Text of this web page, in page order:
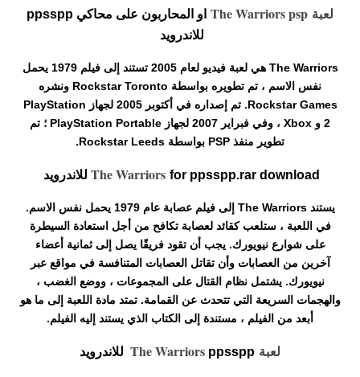
لعبة The Warriors psp
او المحاربون على محاكي ppsspp
للاندرويد
The Warriors هي لعبة فيديو لعام 2005 تستند إلى فيلم 1979 يحمل
نفس الاسم ، تم تطويره بواسطة Rockstar Toronto ونشره
Rockstar Games. تم إصداره في أكتوبر 2005 لجهاز PlayStation
2 و Xbox ، وفي فبراير 2007 لجهاز PlayStation Portable ؛ تم
تطوير منفذ PSP بواسطة Rockstar Leeds.
The Warriors for ppsspp.rar download للاندرويد
يستند The Warriors إلى فيلم عصابة عام 1979 يحمل نفس الاسم.
في اللعبة ، ستلعب كقائد لعصابة تكافح من أجل استعادة السيطرة
على شوارع نيويورك. يجب أن تقود فريقًا يصل إلى ثمانية أعضاء
آخرين من العصابات وأن تقاتل العصابات المتنافسة في مواقع عبر
نيويورك. يشتمل نظام القتال على المجموعات ، ووضع الغضب ،
والهجمات السريعة التي تتحدث عن القمامة. تمتد مادة اللعبة إلى ما هو
أبعد من الفيلم ، مستندة إلى الكتاب الذي يستند إليه الفيلم.
لعبة The Warriors ppsspp للاندرويد